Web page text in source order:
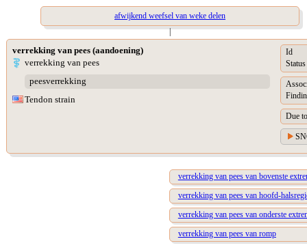
afwijkend weefsel van weke delen
|
verrekking van pees (aandoening)
verrekking van pees
peesverrekking
Tendon strain
Id
Status
Due to
verrekking van pees van bovenste
verrekking van pees van hoofd-
verrekking van pees van onderste
verrekking van pees van romp